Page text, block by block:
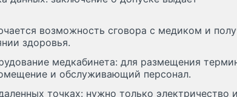
возможность сговора с медиком и
здоровья.
медкабинета: для размещения
и обслуживающий персонал.
точках: нужно только электричество и